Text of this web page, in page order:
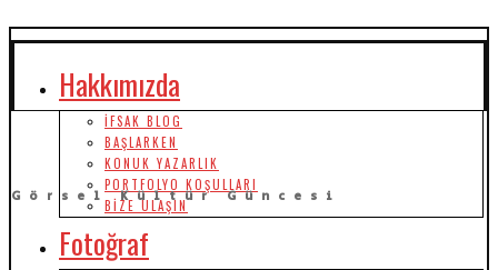
Hakkımızda
İFSAK BLOG
BAŞLARKEN
KONUK YAZARLIK
PORTFOLYO KOŞULLARI
BIZE ULAŞIN
Fotoğraf
Görsel Kültür Güncesi